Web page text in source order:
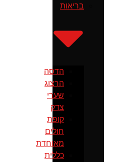
בריאות
הדסה
הרצוג
שערי
צדק
קופת
חולים
מאוחדת
כללית